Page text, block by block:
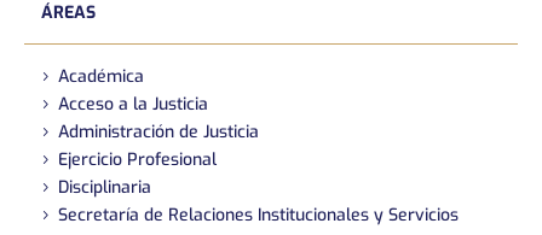
ÁREAS
Académica
Acceso a la Justicia
Administración de Justicia
Ejercicio Profesional
Disciplinaria
Secretaría de Relaciones Institucionales y Servicios